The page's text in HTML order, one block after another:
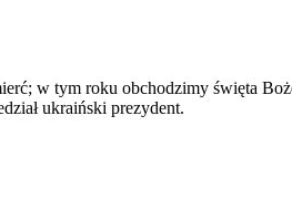
w tym roku obchodzimy święta
ukraiński prezydent.